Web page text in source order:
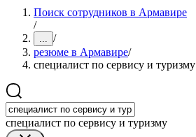
Поиск сотрудников в Армавире
/
... /
резюме в Армавире/
специалист по сервису и туризму
специалист по сервису и туризму